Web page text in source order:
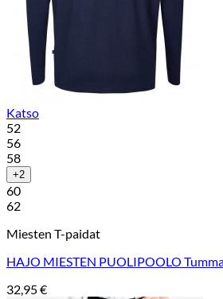
Katso
52
56
58
+2
60
62
Miesten T-paidat
HAJO MIESTEN PUOLIPOOLO
32,95€